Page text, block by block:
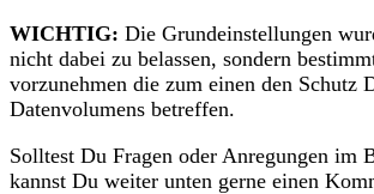
WICHTIG: Die Grundeinstellungen
nicht dabei zu belassen, sondern
vorzunehmen die zum einen den Schutz
Datenvolumens betreffen.
Solltest Du Fragen oder Anregungen im
kannst Du weiter unten gerne einen